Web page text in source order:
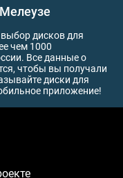
дисков для
чем 1000
Все данные о
чтобы вы получали
диски для
приложение!